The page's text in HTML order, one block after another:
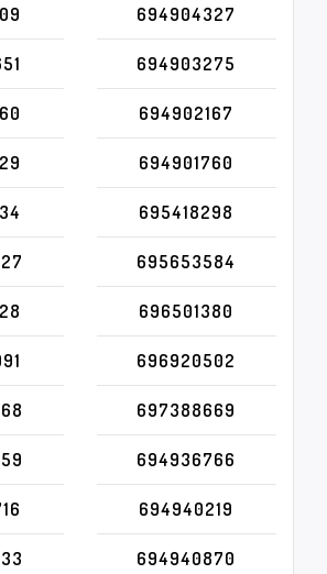
694904327
694903275
694902167
694901760
695418298
695653584
696501380
696920502
697388669
694936766
694940219
694940870